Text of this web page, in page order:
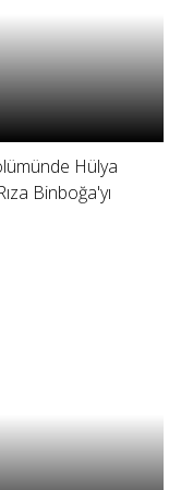
Hülya
Binboğa'yı